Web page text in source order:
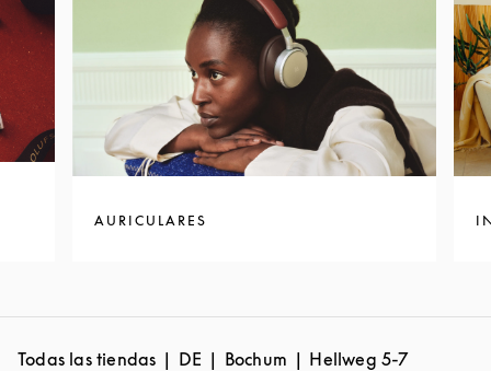
AURICULARES
Todas las tiendas DE Bochum Hellweg 5-7